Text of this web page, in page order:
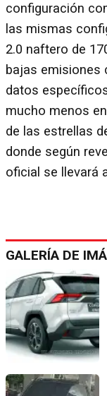
configuración
las mismas
2.0 naftero de
bajas emisiones
datos
mucho menos
de las estrellas
donde según
oficial se llevará
GALERÍA DE